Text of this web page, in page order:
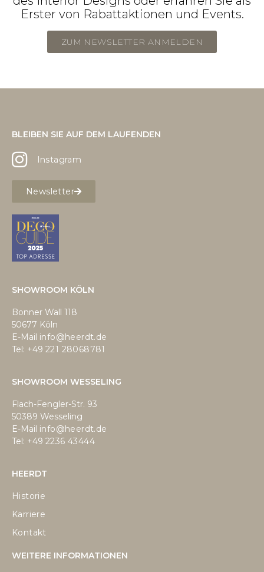
Erster von Rabattaktionen und Events.
ZUM NEWSLETTER ANMELDEN
BLEIBEN SIE AUF DEM LAUFENDEN
Instagram
Newsletter
SHOWROOM KÖLN
Bonner Wall 118
50677 Köln
E-Mail info@heerdt.de
Tel: +49 221 28068781
SHOWROOM WESSELING
Flach-Fengler-Str. 93
50389 Wesseling
E-Mail info@heerdt.de
Tel: +49 2236 43444
HEERDT
Historie
Karriere
Kontakt
WEITERE INFORMATIONEN